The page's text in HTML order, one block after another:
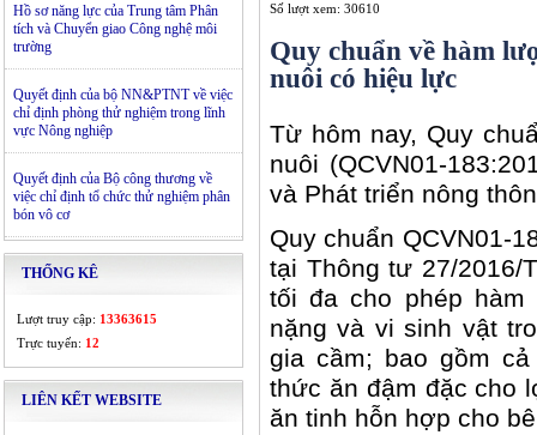
Hồ sơ năng lực của Trung tâm Phân
tích và Chuyển giao Công nghệ môi
trường
Quyết định của bộ NN&PTNT về việc
chỉ định phòng thử nghiệm trong lĩnh
vực Nông nghiệp
Quyết định của Bộ công thương về
việc chỉ định tổ chức thử nghiệm phân
bón vô cơ
THỐNG KÊ
Lượt truy cập: 13363615
Trực tuyến: 12
LIÊN KẾT WEBSITE
Số lượt xem: 30610
Quy chuẩn về hàm
nuôi có hiệu lực
Từ hôm nay, Quy
nuôi (QCVN01-
và Phát triển nông
Quy chuẩn QCVN01-
tại Thông tư 27/2016/
tối đa cho phép
nặng và vi sinh vật
gia cầm; bao gồm
thức ăn đậm đặc cho
ăn tinh hỗn hợp cho